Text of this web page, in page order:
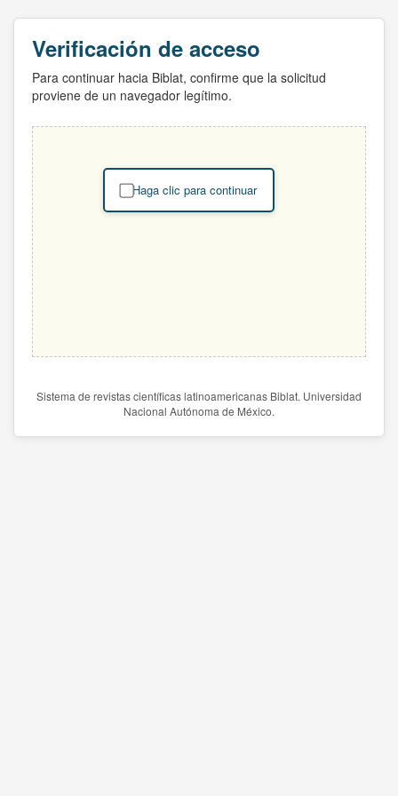
Verificación de acceso
Para continuar hacia Biblat, confirme que la solicitud
proviene de un navegador legítimo.
Haga clic para continuar
Sistema de revistas científicas latinoamericanas Biblat. Universidad
Nacional Autónoma de México.